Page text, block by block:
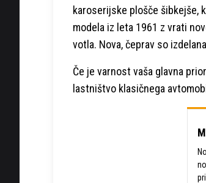
karoserijske plošče šibkejše,
modela iz leta 1961 z vrati
votla. Nova, čeprav so
Če je varnost vaša glavna
lastništvo klasičnega